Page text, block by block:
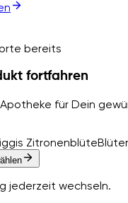
bereits
fortfahren
für Dein
Zitronenblüte
jederzeit wechseln.